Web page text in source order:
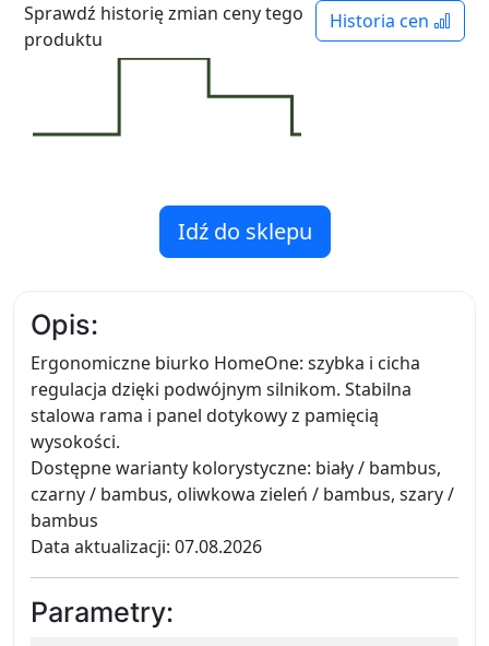
Historia cen
Sprawdź historię zmian ceny tego
produktu
Idź do sklepu
Opis:
Ergonomiczne biurko HomeOne: szybka i cicha
regulacja dzięki podwójnym silnikom. Stabilna
stalowa rama i panel dotykowy z pamięcią
wysokości.
Dostępne warianty kolorystyczne: biały / bambus,
czarny / bambus, oliwkowa zieleń / bambus, szary /
bambus
Data aktualizacji: 07.08.2026
Parametry: